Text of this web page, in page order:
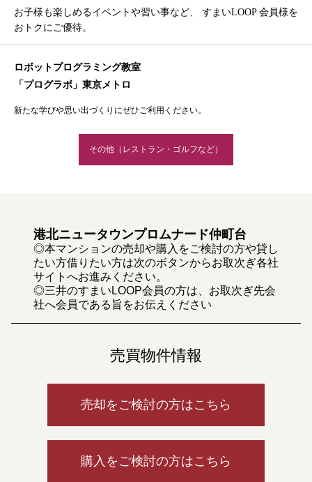
お子様も楽しめるイベントや習い事など、 すまいLOOP 会員様を
おトクにご優待。
ロボットプログラミング教室
「プログラボ」東京メトロ
新たな学びや思い出づくりにぜひご利用ください。
その他（レストラン・ゴルフなど）
港北ニュータウンプロムナード仲町台
◎本マンションの売却や購入をご検討の方や貸し
たい方借りたい方は次のボタンからお取次ぎ各社
サイトへお進みください。
◎三井のすまいLOOP会員の方は、お取次ぎ先会
社へ会員である旨をお伝えください
売買物件情報
売却をご検討の方はこちら
購入をご検討の方はこちら